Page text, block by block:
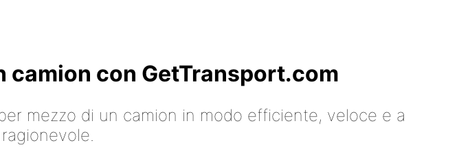
camion con GetTransport.com
mezzo di un camion in modo efficiente, veloce e a